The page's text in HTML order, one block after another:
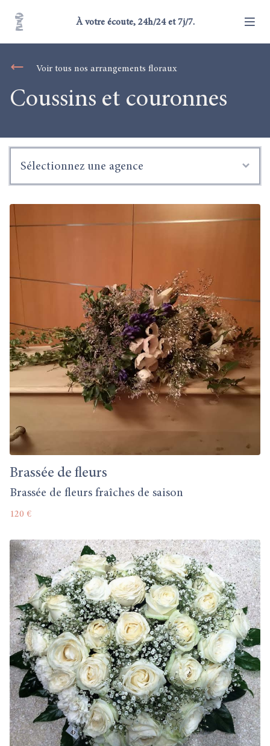
À votre écoute, 24h/24 et 7j/7.
Voir tous nos arrangements floraux
Coussins et couronnes
Sélectionnez une agence
Brassée de fleurs
Brassée de fleurs fraîches de saison
120 €